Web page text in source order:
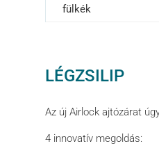
fülkék
LÉGZSILIP
Az új Airlock ajtózárat
4 innovatív megoldás: